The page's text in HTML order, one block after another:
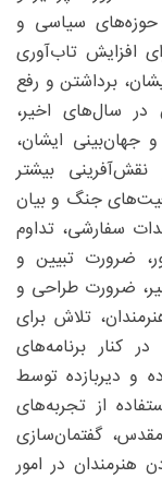
حوزه‌های سیاسی و
افزایش تاب‌آوری
برداشتن و رفع
سال‌های اخیر،
جهان‌بینی ایشان،
بیشتر
جنگ و بیان
سفارشی، تداوم
ضرورت تبیین و
ضرورت طراحی و
تلاش برای
کنار برنامه‌های
و دیربازده توسط
از تجربه‌های
گفتمان‌سازی
هنرمندان در امور